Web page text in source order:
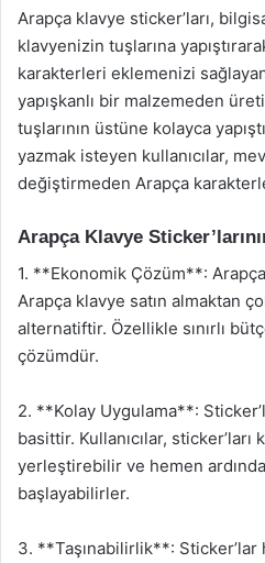
Arapça klavye sticker’ları,
klavyenizin tuşlarına
karakterleri eklemenizi
yapışkanlı bir malzemeden
tuşlarının üstüne kolayca
yazmak isteyen kullanıcılar,
değiştirmeden Arapça
Arapça Klavye
1. **Ekonomik Çözüm**:
Arapça klavye satın almaktan
alternatiftir. Özellikle sınırlı
çözümdür.
2. **Kolay Uygulama**:
basittir. Kullanıcılar,
yerleştirebilir ve hemen
başlayabilirler.
3. **Taşınabilirlik**: Sticker’lar